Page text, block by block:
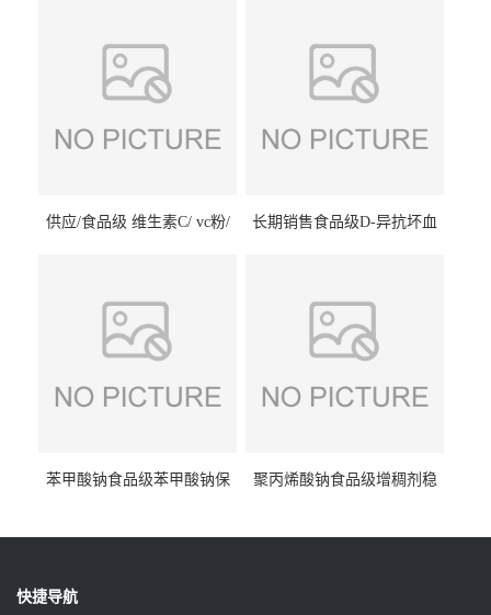
供应/食品级 维生素C/ vc粉/
长期销售食品级D-异抗坏血
苯甲酸钠食品级苯甲酸钠保
聚丙烯酸钠食品级增稠剂稳
快捷导航